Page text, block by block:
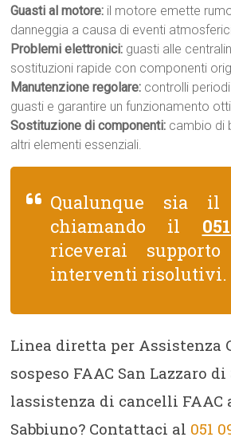
Guasti al motore: il motore emette
danneggia a causa di eventi
Problemi elettronici: guasti alle
sostituzioni rapide con componenti
Manutenzione regolare: controlli
guasti e garantire un funzionamento
Sostituzione di componenti: cambio di
altri elementi essenziali.
Qualunque sia il
chiamando il
riceverai
interventi risolutivi.
Linea diretta per Assistenza
sospeso FAAC San Lazzaro
lassistenza di cancelli FAAC
Sabbiuno? Contattaci al 051